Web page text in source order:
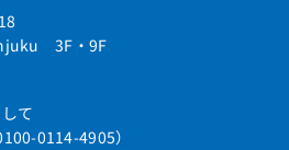
3F・9F
て
0114-4905）